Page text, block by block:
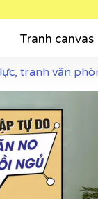
Tranh canvas
tranh văn